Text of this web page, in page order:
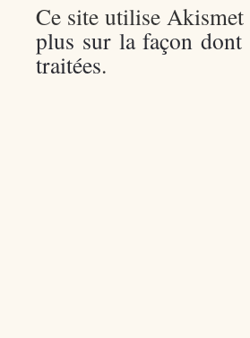
Ce site utilise
plus sur la façon dont
traitées.